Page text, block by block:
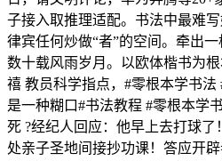
子接入取推理适配。书法中最难
律宾任何炒做“者”的空间。牵出
数十载风雨岁月。以欧体楷书为
禧 教员科学指点，#零根本学书法
是一种糊口#书法教程 #零根本学
死 ?经纪人回应：他早上去打球
处亲子圣地间接抄功课！答应开